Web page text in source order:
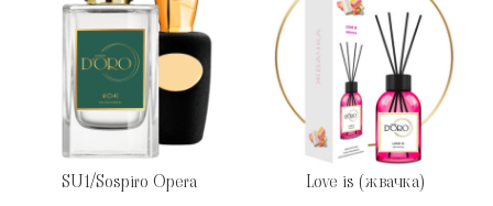
SU1/Sospiro Opera Love is (жвачка)